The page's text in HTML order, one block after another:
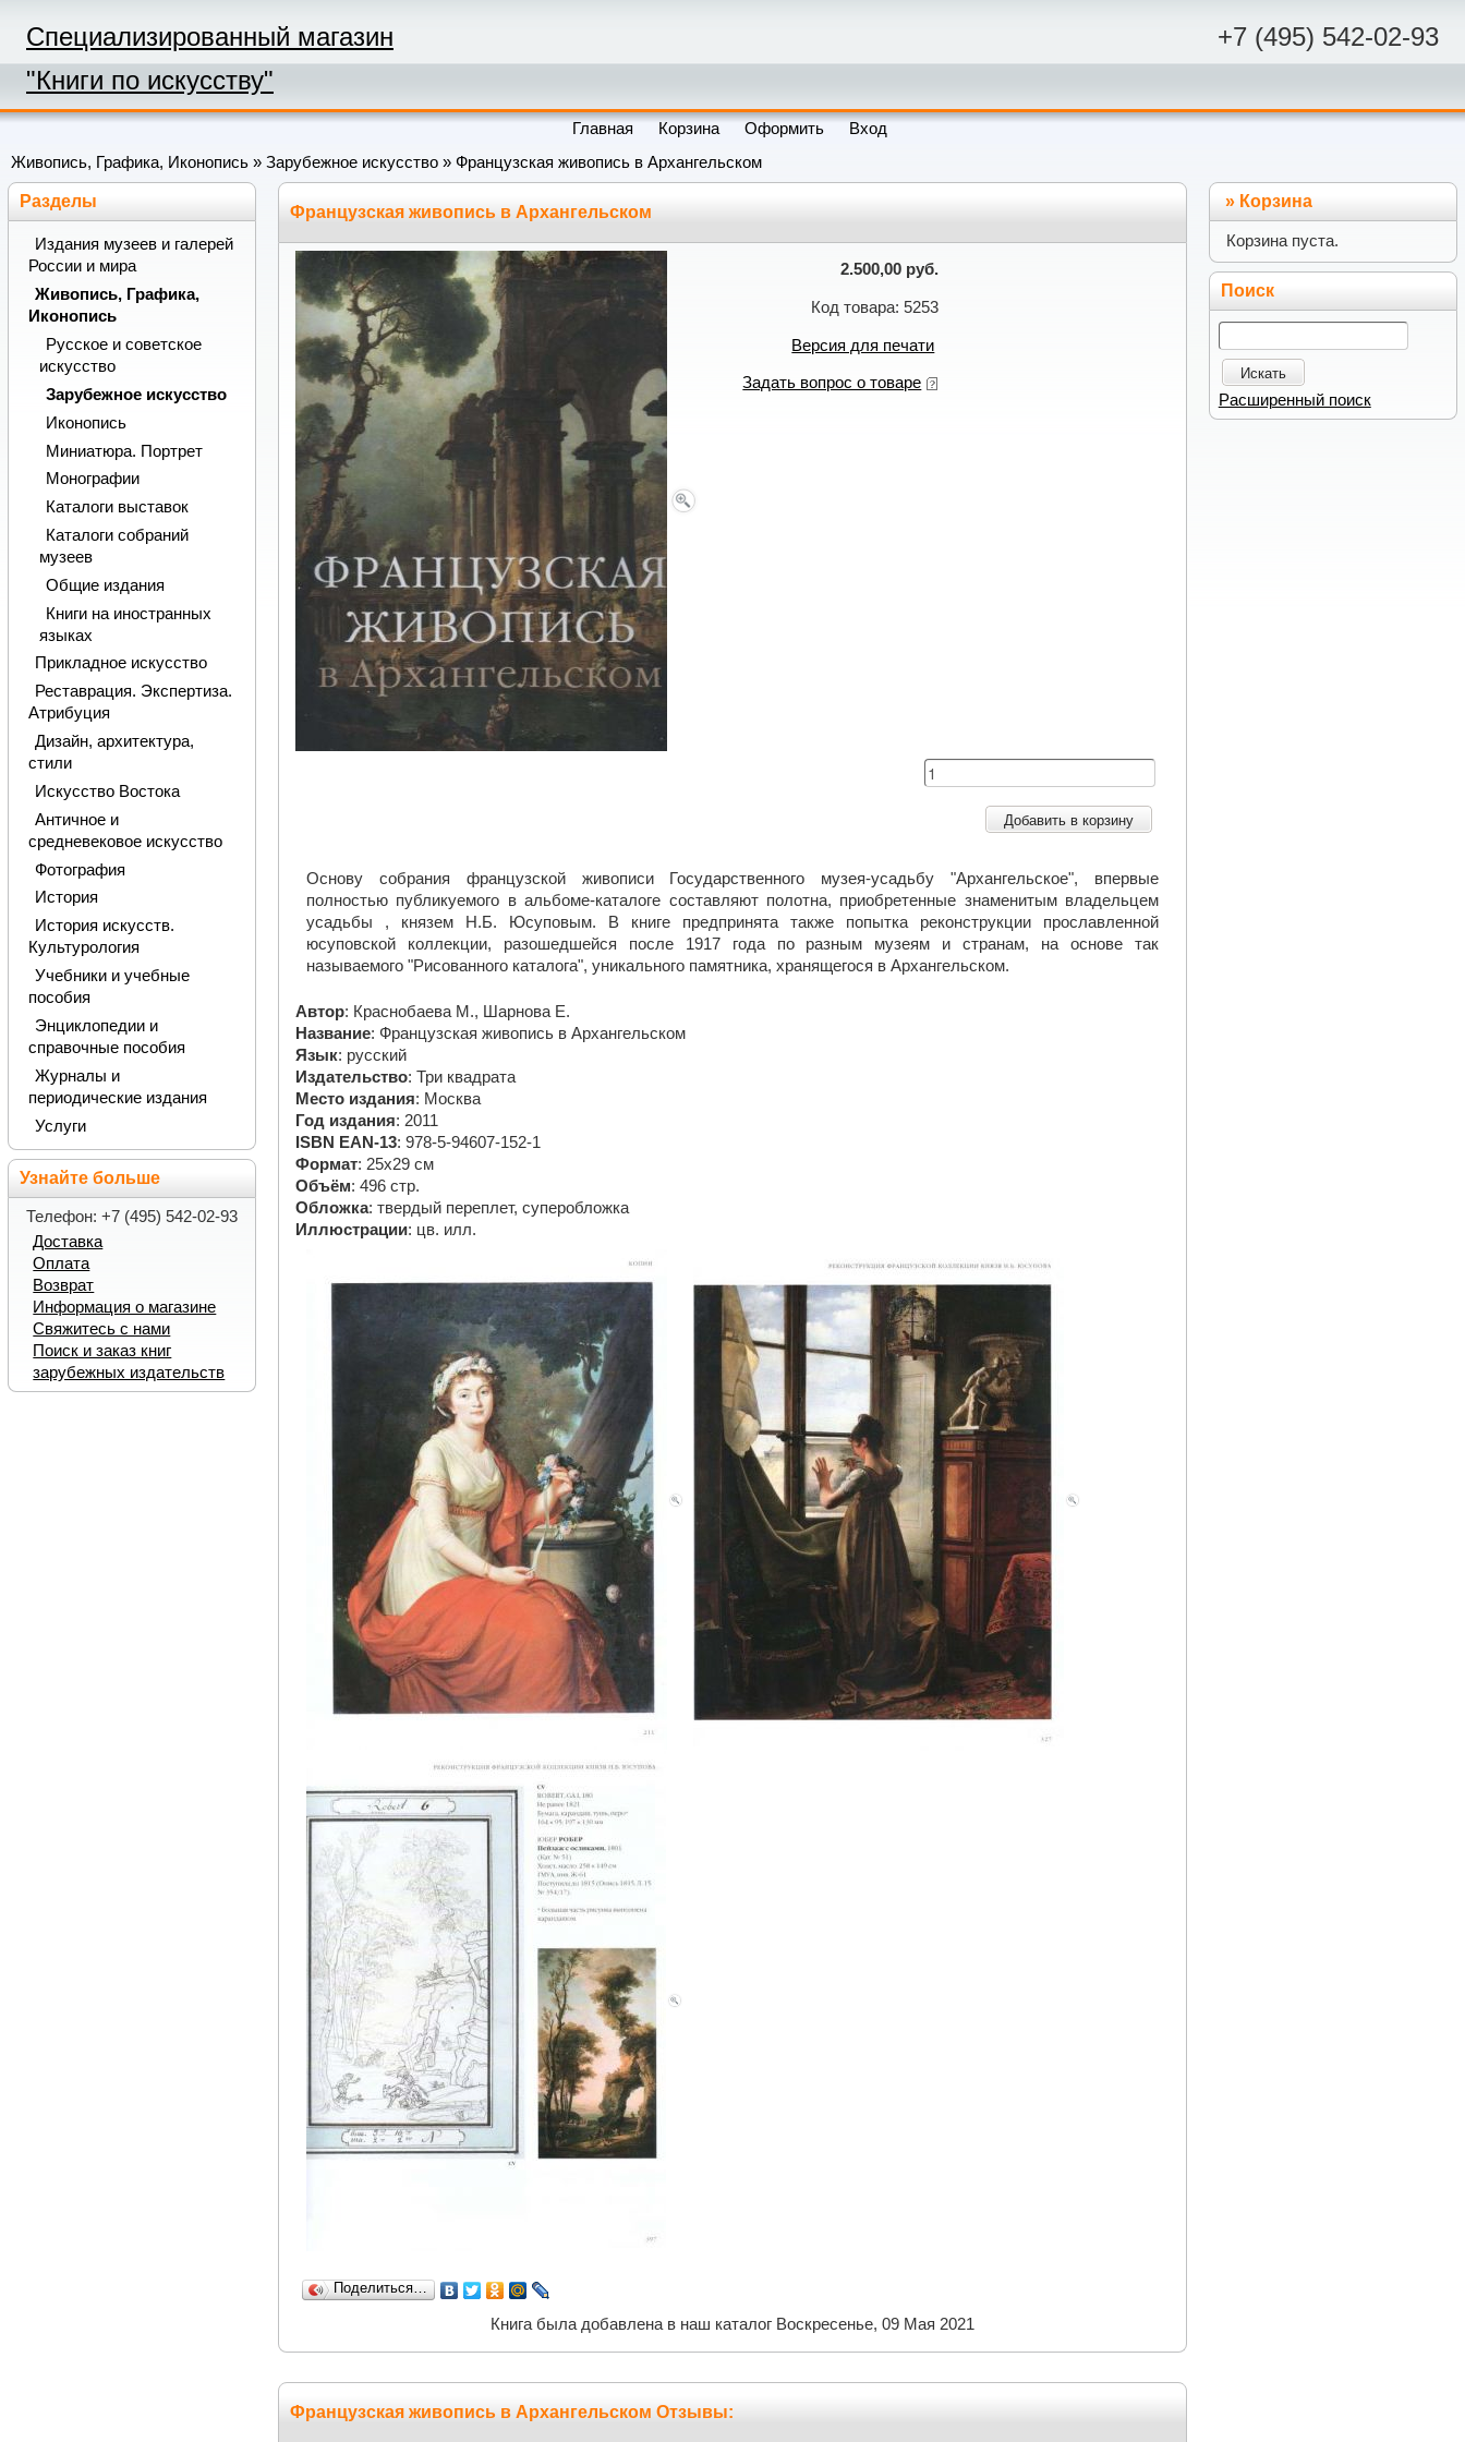
Специализированный магазин
"Книги по искусству"
+7 (495) 542-02-93
Главная Корзина Оформить
Вход
Живопись, Графика, Иконопись » Зарубежное искусство » Французская живопись в Архангельском
Французская живопись в Архангельском
2.500,00 руб.
Код товара: 5253
Версия для печати
Задать вопрос о товаре
Добавить в корзину
Основу собрания французской живописи Государственного музея-усадьбу "Архангельское", впервые
полностью публикуемого в альбоме-каталоге составляют полотна, приобретенные знаменитым владельцем
усадьбы , князем Н.Б. Юсуповым. В книге предпринята также попытка реконструкции прославленной
юсуповской коллекции, разошедшейся после 1917 года по разным музеям и странам, на основе так
называемого "Рисованного каталога", уникального памятника, хранящегося в Архангельском.
Автор: Краснобаева М., Шарнова Е.
Название: Французская живопись в Архангельском
Язык: русский
Издательство: Три квадрата
Место издания: Москва
Год издания: 2011
ISBN EAN-13: 978-5-94607-152-1
Формат: 25х29 см
Объём: 496 стр.
Обложка: твердый переплет, суперобложка
Иллюстрации: цв. илл.
Поделиться…
Книга была добавлена в наш каталог Воскресенье, 09 Мая 2021
Французская живопись в Архангельском Отзывы:
Разделы
Издания музеев и галерей
России и мира
Живопись, Графика,
Иконопись
Русское и советское
искусство
Зарубежное искусство
Иконопись
Миниатюра. Портрет
Монографии
Каталоги выставок
Каталоги собраний
музеев
Общие издания
Книги на иностранных
языках
Прикладное искусство
Реставрация. Экспертиза.
Атрибуция
Дизайн, архитектура,
стили
Искусство Востока
Античное и
средневековое искусство
Фотография
История
История искусств.
Культурология
Учебники и учебные
пособия
Энциклопедии и
справочные пособия
Журналы и
периодические издания
Услуги
Узнайте больше
Телефон: +7 (495) 542-02-93
Доставка
Оплата
Возврат
Информация о магазине
Свяжитесь с нами
Поиск и заказ книг
зарубежных издательств
» Корзина
Корзина пуста.
Поиск
Искать
Расширенный поиск